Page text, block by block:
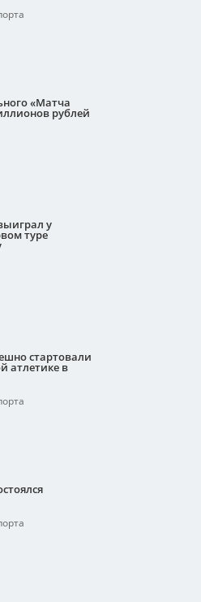
«Матча
рублей
у
туре
стартовали
атлетике в